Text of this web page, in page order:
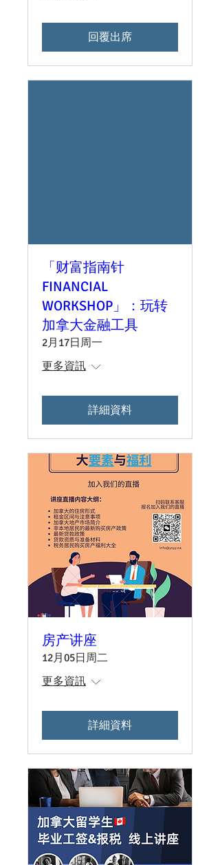
回覆出席
「财富指南针
FINANCIAL
WORKSHOP」：玩转
加拿大金融工具
2月17日周一
更多資訊
詳細資料
房产讲座
12月05日周二
更多資訊
詳細資料